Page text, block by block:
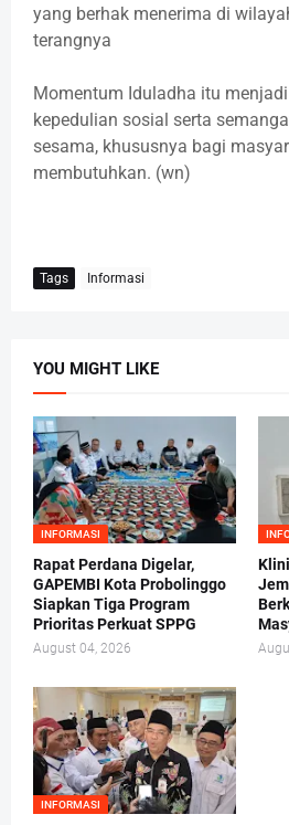
yang berhak menerima di
terangnya
Momentum Iduladha itu
kepedulian sosial serta
sesama, khususnya bagi
membutuhkan. (wn)
Tags Informasi
YOU MIGHT LIKE
INFORMASI
Rapat Perdana Digelar,
GAPEMBI Kota Probolinggo
Siapkan Tiga Program
Prioritas Perkuat SPPG
August 04, 2026
INFORMASI